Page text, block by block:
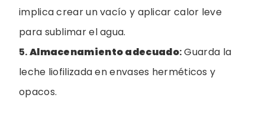
implica crear un vacío y aplicar calor leve
para sublimar el agua.
5.Almacenamiento adecuado:Guarda la
leche liofilizada en envases herméticos y
opacos.